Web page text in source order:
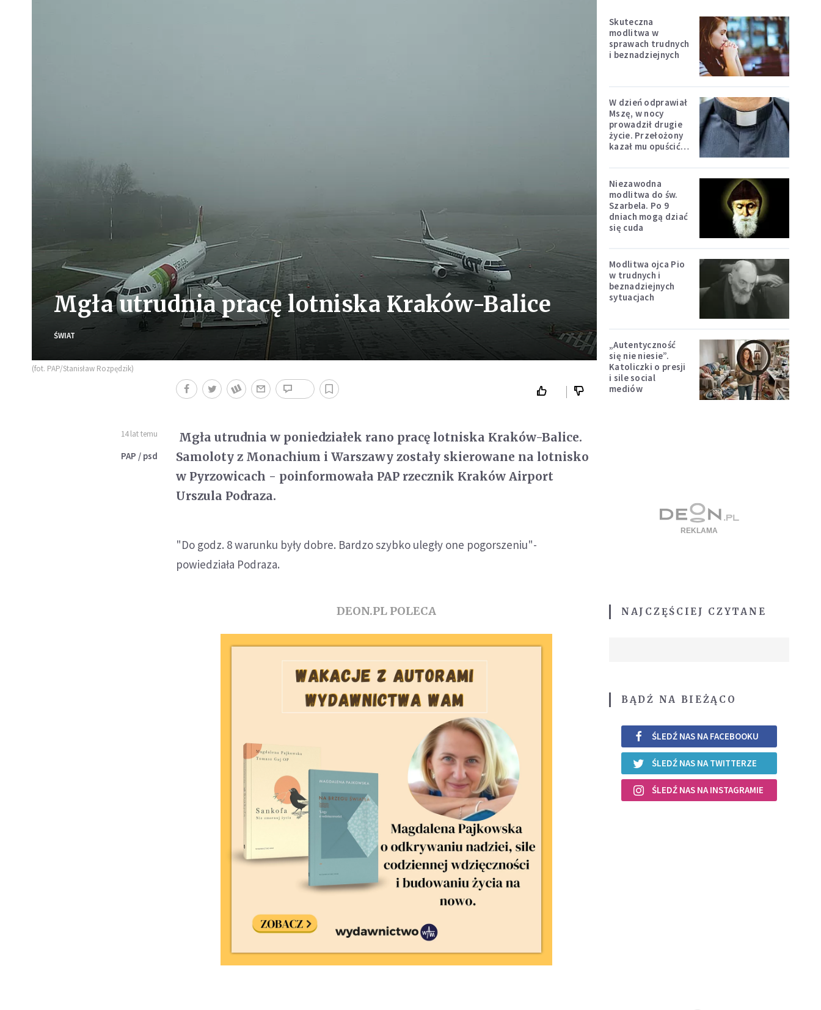
Mgła utrudnia pracę lotniska Kraków-Balice
ŚWIAT
(fot. PAP/Stanisław Rozpędzik)
14 lat temu
PAP / psd
Mgła utrudnia w poniedziałek rano pracę lotniska Kraków-Balice.
Samoloty z Monachium i Warszawy zostały skierowane na lotnisko
w Pyrzowicach - poinformowała PAP rzecznik Kraków Airport
Urszula Podraza.
"Do godz. 8 warunku były dobre. Bardzo szybko uległy one pogorszeniu"-
powiedziała Podraza.
DEON.PL POLECA
Skuteczna
modlitwa w
sprawach trudnych
i beznadziejnych
W dzień odprawiał
Mszę, w nocy
prowadził drugie
życie. Przełożony
kazał mu opuścić
Niezawodna
modlitwa do św.
Szarbela. Po 9
dniach mogą dziać
się cuda
Modlitwa ojca Pio
w trudnych i
beznadziejnych
sytuacjach
„Autentyczność
się nie niesie”.
Katoliczki o presji
i sile social
mediów
NAJCZĘŚCIEJ CZYTANE
BĄDŹ NA BIEŻĄCO
ŚLEDŹ NAS NA FACEBOOKU
ŚLEDŹ NAS NA TWITTERZE
ŚLEDŹ NAS NA INSTAGRAMIE